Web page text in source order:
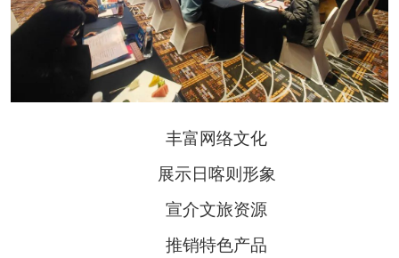
丰富网络文化
展示日喀则形象
宣介文旅资源
推销特色产品